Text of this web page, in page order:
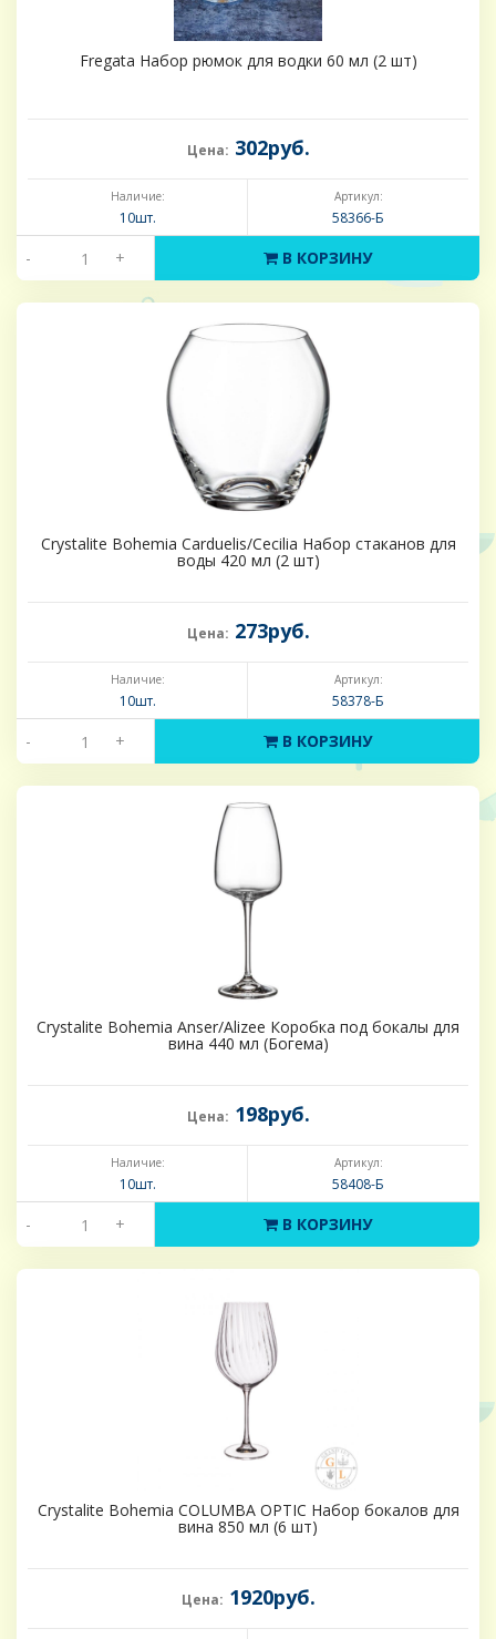
Fregata Набор рюмок для водки 60 мл (2 шт)
Цена: 302руб.
Наличие:
10шт.
Артикул:
58366-Б
- + В КОРЗИНУ
Crystalite Bohemia Carduelis/Cecilia Набор стаканов для
воды 420 мл (2 шт)
Цена: 273руб.
Наличие:
10шт.
Артикул:
58378-Б
- + В КОРЗИНУ
Crystalite Bohemia Anser/Alizee Коробка под бокалы для
вина 440 мл (Богема)
Цена: 198руб.
Наличие:
10шт.
Артикул:
58408-Б
- + В КОРЗИНУ
Crystalite Bohemia COLUMBA OPTIC Набор бокалов для
вина 850 мл (6 шт)
Цена: 1920руб.